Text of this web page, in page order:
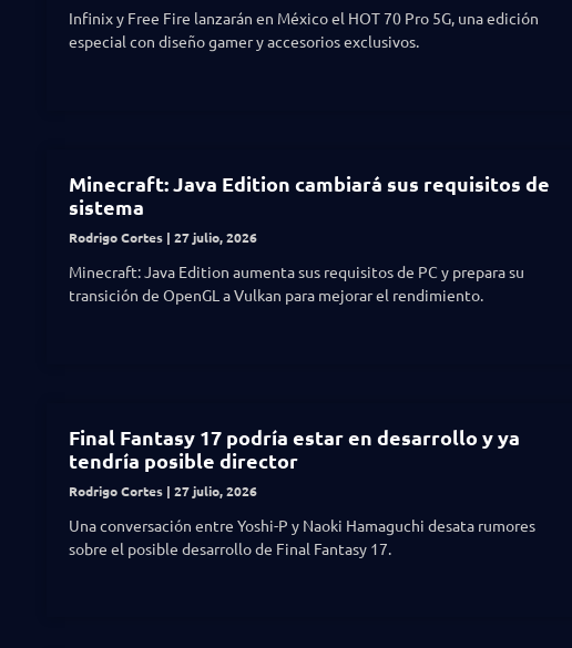
Infinix y Free Fire lanzarán en México el HOT 70 Pro 5G, una edición
especial con diseño gamer y accesorios exclusivos.
Minecraft: Java Edition cambiará sus requisitos de
sistema
Rodrigo Cortes 27 julio, 2026
Minecraft: Java Edition aumenta sus requisitos de PC y prepara su
transición de OpenGL a Vulkan para mejorar el rendimiento.
Final Fantasy 17 podría estar en desarrollo y ya
tendría posible director
Rodrigo Cortes 27 julio, 2026
Una conversación entre Yoshi-P y Naoki Hamaguchi desata rumores
sobre el posible desarrollo de Final Fantasy 17.